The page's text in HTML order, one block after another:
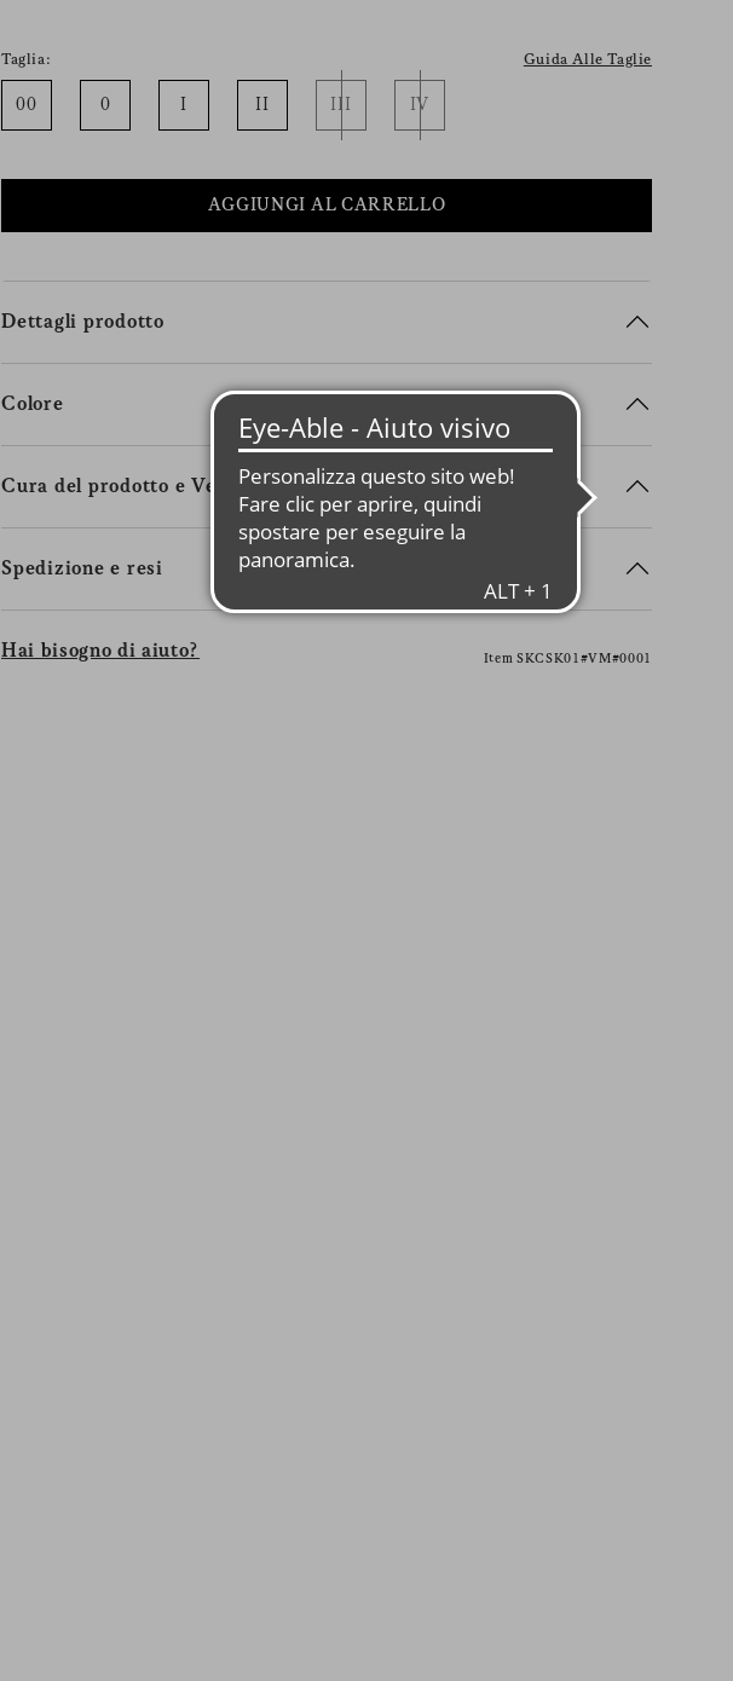
Taglia: Guida Alle Taglie
00 0 I II III IV
AGGIUNGI AL CARRELLO
Dettagli prodotto
Colore
Cura del prodotto e Vestibilità
Spedizione e resi
Hai bisogno di aiuto? Item SKCSK01#VM#0001